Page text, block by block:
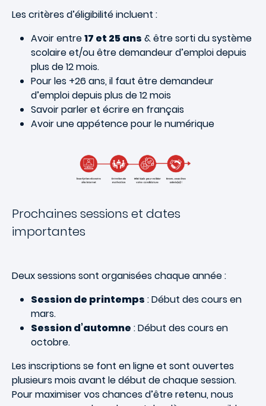
Les critères d’éligibilité incluent :
Avoir entre17 et 25 ans & être sorti du système
scolaire et/ou être demandeur d’emploi depuis
plus de 12 mois.
Pour les +26 ans, il faut être demandeur
d’emploi depuis plus de 12 mois
Savoir parler et écrire en français
Avoir une appétence pour le numérique
Prochaines sessions et dates
importantes
Deux sessions sont organisées chaque année :
Session de printemps : Début des cours en
mars.
Session d’automne : Début des cours en
octobre.
Les inscriptions se font en ligne et sont ouvertes
plusieurs mois avant le début de chaque session.
Pour maximiser vos chances d’être retenu, nous